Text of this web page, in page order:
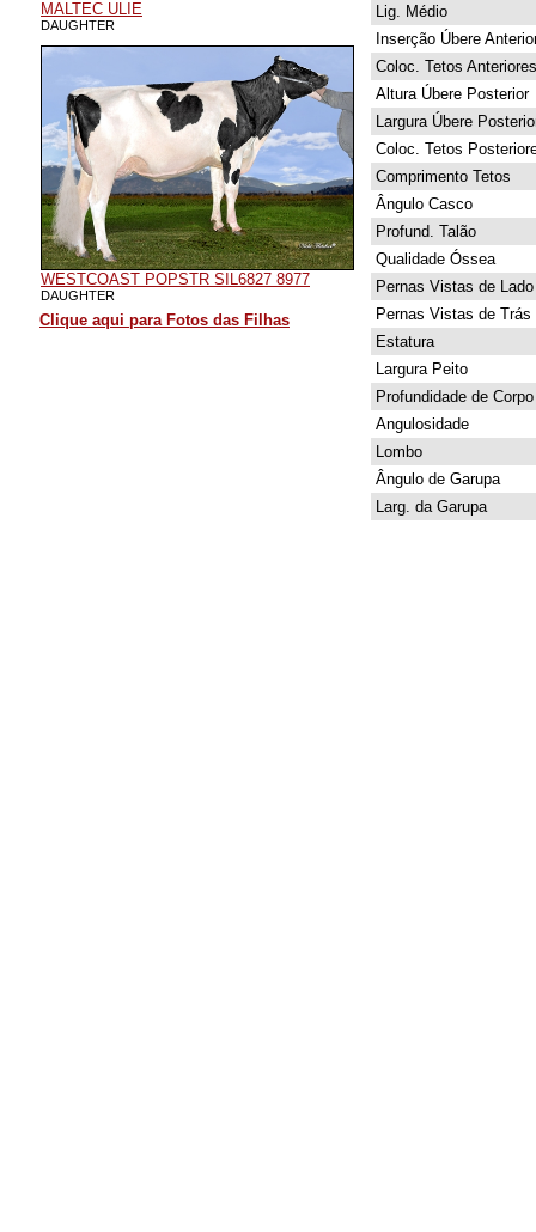
MALTEC ULIE
DAUGHTER
WESTCOAST POPSTR SIL6827 8977
DAUGHTER
Clique aqui para Fotos das Filhas
Lig. Médio
Inserção Úbere
Coloc. Tetos Anteriores
Altura Úbere Posterior
Largura Úbere
Coloc. Tetos
Comprimento Tetos
Ângulo Casco
Profund. Talão
Qualidade Óssea
Pernas Vistas de Lado
Pernas Vistas de Trás
Estatura
Largura Peito
Profundidade de Corpo
Angulosidade
Lombo
Ângulo de Garupa
Larg. da Garupa